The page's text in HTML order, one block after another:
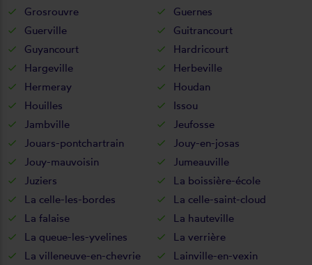
Grosrouvre
Guernes
Guerville
Guitrancourt
Guyancourt
Hardricourt
Hargeville
Herbeville
Hermeray
Houdan
Houilles
Issou
Jambville
Jeufosse
Jouars-pontchartrain
Jouy-en-josas
Jouy-mauvoisin
Jumeauville
Juziers
La boissière-école
La celle-les-bordes
La celle-saint-cloud
La falaise
La hauteville
La queue-les-yvelines
La verrière
La villeneuve-en-chevrie
Lainville-en-vexin